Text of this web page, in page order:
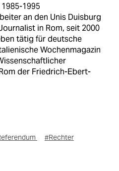
1995
an den Unis Duisburg
in Rom, seit 2000
tätig für deutsche
Wochenmagazin
der Friedrich-Ebert-
#Rechter